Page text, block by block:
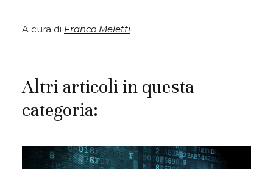
A cura di Franco Meletti
Altri articoli in questa
categoria: